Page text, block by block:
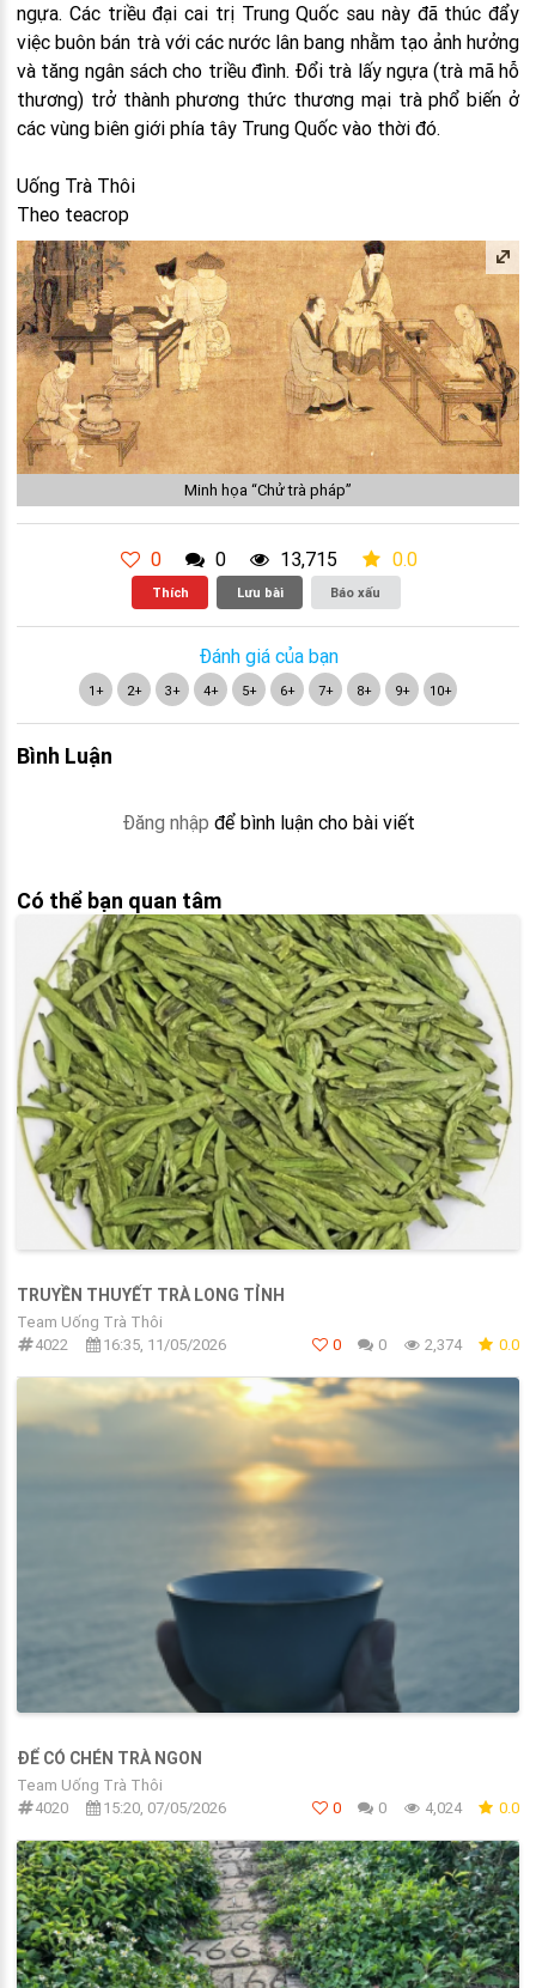
ngựa. Các triều đại cai trị Trung Quốc sau này đã thúc đẩy
việc buôn bán trà với các nước lân bang nhằm tạo ảnh hưởng
và tăng ngân sách cho triều đình. Đổi trà lấy ngựa (trà mã hỗ
thương) trở thành phương thức thương mại trà phổ biến ở
các vùng biên giới phía tây Trung Quốc vào thời đó.
Uống Trà Thôi
Theo teacrop
Minh họa “Chử trà pháp”
0 0 13,715 0.0
Thích Lưu bài Báo xấu
Đánh giá của bạn
1+ 2+ 3+ 4+ 5+ 6+ 7+ 8+ 9+ 10+
Bình Luận
Đăng nhập để bình luận cho bài viết
Có thể bạn quan tâm
TRUYỀN THUYẾT TRÀ LONG TỈNH
Team Uống Trà Thôi
4022
16:35, 11/05/2026 0 0 2,374 0.0
ĐỂ CÓ CHÉN TRÀ NGON
Team Uống Trà Thôi
4020
15:20, 07/05/2026 0 0 4,024 0.0